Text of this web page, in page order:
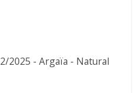
2025 - Argaïa - Natural